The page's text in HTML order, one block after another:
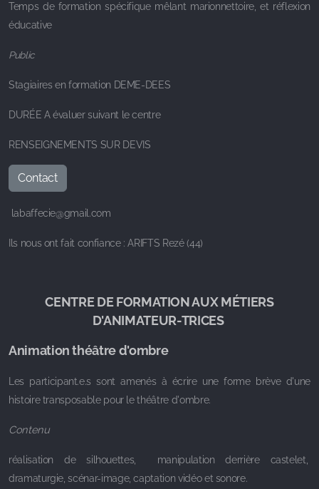
Temps de formation spécifique mêlant marionnettoire, et réflexion
éducative
Public
Stagiaires en formation DEME-DEES
DURÉE A évaluer suivant le centre
RENSEIGNEMENTS SUR DEVIS
Contact
labaffecie@gmail.com
Ils nous ont fait confiance : ARIFTS Rezé (44)
CENTRE DE FORMATION AUX MÉTIERS
D'ANIMATEUR-TRICES
Animation théâtre d'ombre
Les participant.e.s sont amenés à écrire une forme brève d'une
histoire transposable pour le théâtre d'ombre.
Contenu
réalisation de silhouettes, manipulation derrière castelet,
dramaturgie, scénar-image, captation vidéo et sonore.